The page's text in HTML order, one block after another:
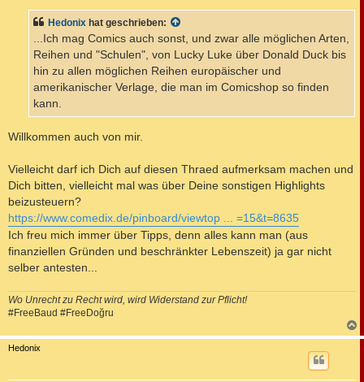
r
a
Hedonix hat geschrieben:
...Ich mag Comics auch sonst, und zwar alle möglichen Arten,
Reihen und "Schulen", von Lucky Luke über Donald Duck bis
hin zu allen möglichen Reihen europäischer und
amerikanischer Verlage, die man im Comicshop so finden
kann.
Willkommen auch von mir.
Vielleicht darf ich Dich auf diesen Thraed aufmerksam machen und
Dich bitten, vielleicht mal was über Deine sonstigen Highlights
beizusteuern?
https://www.comedix.de/pinboard/viewtop ... =15&t=8635
Ich freu mich immer über Tipps, denn alles kann man (aus
finanziellen Gründen und beschränkter Lebenszeit) ja gar nicht
selber antesten...
Wo Unrecht zu Recht wird, wird Widerstand zur Pflicht!
#FreeBaud #FreeDoğru
a
Hedonix